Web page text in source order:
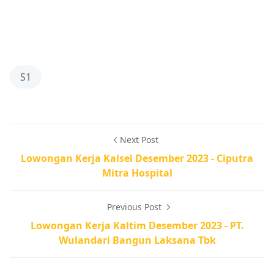
S1
Next Post
Lowongan Kerja Kalsel Desember 2023 - Ciputra
Mitra Hospital
Previous Post
Lowongan Kerja Kaltim Desember 2023 - PT.
Wulandari Bangun Laksana Tbk